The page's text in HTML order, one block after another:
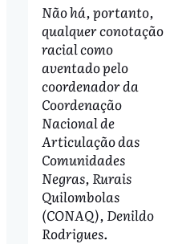
Não há, portanto,
qualquer conotação
racial como
aventado pelo
coordenador da
Coordenação
Nacional de
Articulação das
Comunidades
Negras, Rurais
Quilombolas
(CONAQ), Denildo
Rodrigues.